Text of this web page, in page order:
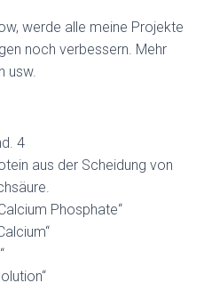
werde alle meine Projekte
noch verbessern. Mehr
usw.
4
aus der Scheidung von
Phosphate“